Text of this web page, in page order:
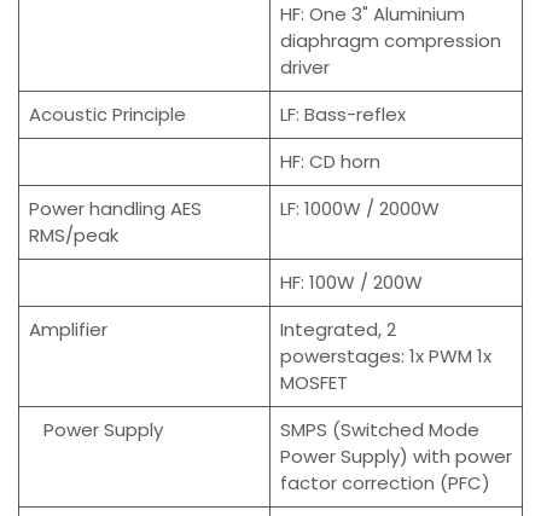
HF: One 3" Aluminium
diaphragm compression
driver
Acoustic Principle
LF: Bass-reflex
HF: CD horn
Power handling AES
RMS/peak
LF: 1000W / 2000W
HF: 100W / 200W
Amplifier
Integrated, 2
powerstages: 1x PWM 1x
MOSFET
Power Supply
SMPS (Switched Mode
Power Supply) with power
factor correction (PFC)